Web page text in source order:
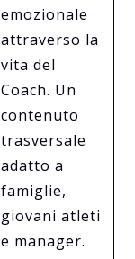
emozionale
attraverso la
vita del
Coach. Un
contenuto
trasversale
adatto a
famiglie,
giovani atleti
e manager.